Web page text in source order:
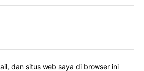
dan situs web saya di browser ini